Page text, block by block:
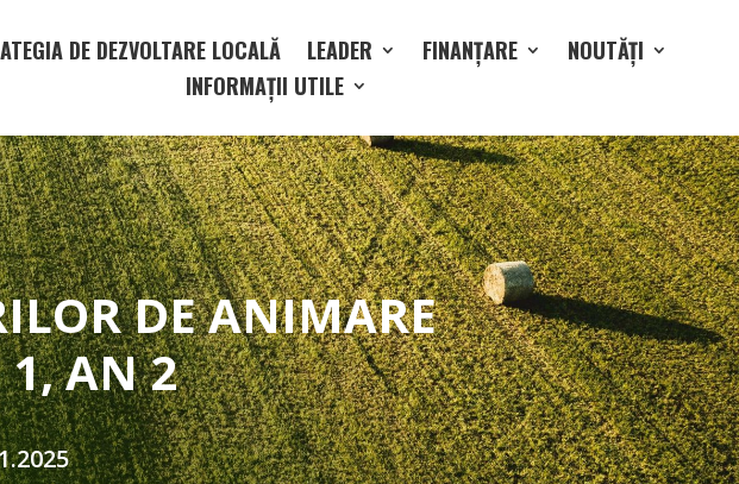
DE DEZVOLTARE LOCALĂ LEADER FINANȚARE
NOUTĂȚI
INFORMAȚII UTILE
DE ANIMARE
1, AN 2